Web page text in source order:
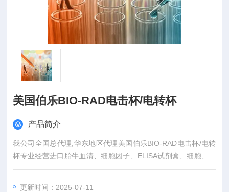
美国伯乐BIO-RAD电击杯/电转杯
产品简介
我公司全国总代理,华东地区代理美国伯乐BIO-RAD电击杯/电转
杯专业经营进口胎牛血清、细胞因子、ELISA试剂盒、细胞、抗
体、生物试剂、耗材、培养基、一抗、二抗、其产品吸附均匀，
更新时间：2025-07-11